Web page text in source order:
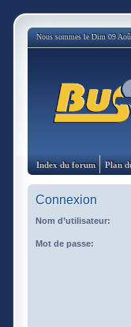
Nous sommes le Dim 09
Index du forum Plan
Connexion
Nom d’utilisateur:
Mot de passe: